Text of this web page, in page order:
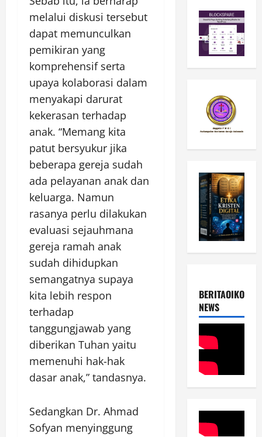
melalui diskusi tersebut
dapat memunculkan
pemikiran yang
komprehensif serta
upaya kolaborasi dalam
menyakapi darurat
kekerasan terhadap
anak. “Memang kita
patut bersyukur jika
beberapa gereja sudah
ada pelayanan anak dan
keluarga. Namun
rasanya perlu dilakukan
evaluasi sejauhmana
gereja ramah anak
sudah dihidupkan
semangatnya supaya
kita lebih respon
terhadap
tanggungjawab yang
diberikan Tuhan yaitu
memenuhi hak-hak
dasar anak,” tandasnya.
Sedangkan Dr. Ahmad
Sofyan menyinggung
NEWS